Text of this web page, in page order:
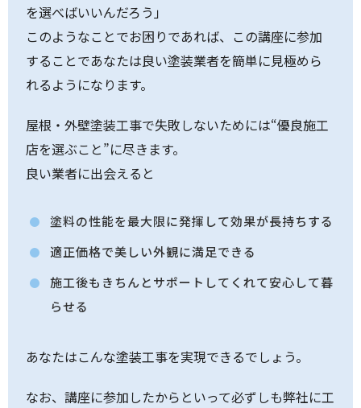
を選べばいいんだろう」
このようなことでお困りであれば、この講座に参加
することであなたは良い塗装業者を簡単に見極めら
れるようになります。
屋根・外壁塗装工事で失敗しないためには“優良施工
店を選ぶこと”に尽きます。
良い業者に出会えると
塗料の性能を最大限に発揮して効果が長持ちする
適正価格で美しい外観に満足できる
施工後もきちんとサポートしてくれて安心して暮
らせる
あなたはこんな塗装工事を実現できるでしょう。
なお、講座に参加したからといって必ずしも弊社に工